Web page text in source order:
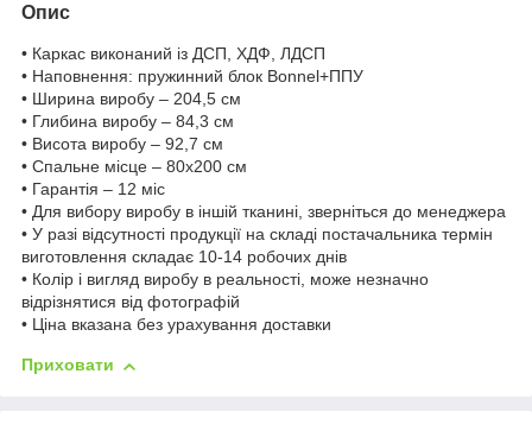
Опис
• Каркас виконаний із ДСП, ХДФ, ЛДСП
• Наповнення: пружинний блок Bonnel+ППУ
• Ширина виробу – 204,5 см
• Глибина виробу – 84,3 см
• Висота виробу – 92,7 см
• Спальне місце – 80х200 см
• Гарантія – 12 міс
• Для вибору виробу в іншій тканині, зверніться до менеджера
• У разі відсутності продукції на складі постачальника термін
виготовлення складає 10-14 робочих днів
• Колір і вигляд виробу в реальності, може незначно
відрізнятися від фотографій
• Ціна вказана без урахування доставки
Приховати